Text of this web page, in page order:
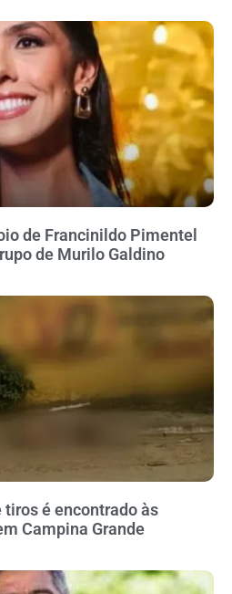
de Francinildo Pimentel
de Murilo Galdino
tiros é encontrado às
Campina Grande